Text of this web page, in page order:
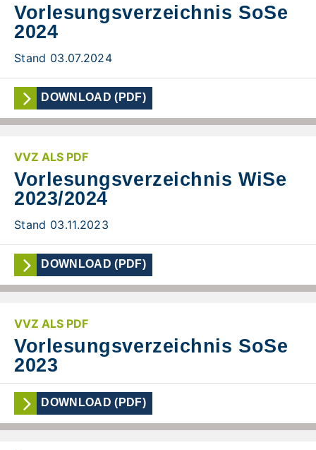
Vorlesungsverzeichnis SoSe
2024
Stand 03.07.2024
DOWNLOAD (PDF)
VVZ ALS PDF
Vorlesungsverzeichnis WiSe
2023/2024
Stand 03.11.2023
DOWNLOAD (PDF)
VVZ ALS PDF
Vorlesungsverzeichnis SoSe
2023
DOWNLOAD (PDF)